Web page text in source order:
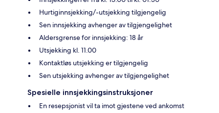
Hurtiginnsjekking/-utsjekking tilgjengelig
Sen innsjekking avhenger av tilgjengelighet
Aldersgrense for innsjekking: 18 år
Utsjekking kl. 11.00
Kontaktløs utsjekking er tilgjengelig
Sen utsjekking avhenger av tilgjengelighet
Spesielle innsjekkingsinstruksjoner
En resepsjonist vil ta imot gjestene ved ankomst